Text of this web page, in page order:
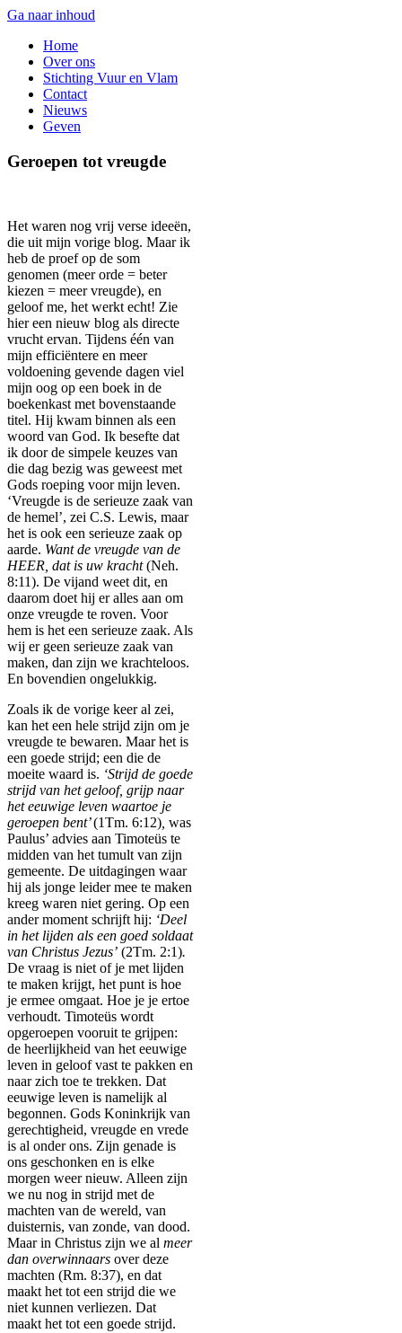
Ga naar inhoud
Home
Over ons
Stichting Vuur en Vlam
Contact
Nieuws
Geven
Geroepen tot vreugde
Het waren nog vrij verse ideeën,
die uit mijn vorige blog. Maar ik
heb de proef op de som
genomen (meer orde = beter
kiezen = meer vreugde), en
geloof me, het werkt echt! Zie
hier een nieuw blog als directe
vrucht ervan. Tijdens één van
mijn efficiëntere en meer
voldoening gevende dagen viel
mijn oog op een boek in de
boekenkast met bovenstaande
titel. Hij kwam binnen als een
woord van God. Ik besefte dat
ik door de simpele keuzes van
die dag bezig was geweest met
Gods roeping voor mijn leven.
‘Vreugde is de serieuze zaak van
de hemel’, zei C.S. Lewis, maar
het is ook een serieuze zaak op
aarde. Want de vreugde van de
HEER, dat is uw kracht(Neh.
8:11). De vijand weet dit, en
daarom doet hij er alles aan om
onze vreugde te roven. Voor
hem is het een serieuze zaak. Als
wij er geen serieuze zaak van
maken, dan zijn we krachteloos.
En bovendien ongelukkig.
Zoals ik de vorige keer al zei,
kan het een hele strijd zijn om je
vreugde te bewaren. Maar het is
een goede strijd; een die de
moeite waard is. ‘Strijd de goede
strijd van het geloof, grijp naar
het eeuwige leven waartoe je
geroepen bent’(1Tm. 6:12), was
Paulus’ advies aan Timoteüs te
midden van het tumult van zijn
gemeente. De uitdagingen waar
hij als jonge leider mee te maken
kreeg waren niet gering. Op een
ander moment schrijft hij: ‘Deel
in het lijden als een goed soldaat
van Christus Jezus’ (2Tm. 2:1).
De vraag is niet of je met lijden
te maken krijgt, het punt is hoe
je ermee omgaat. Hoe je je ertoe
verhoudt. Timoteüs wordt
opgeroepen vooruit te grijpen:
de heerlijkheid van het eeuwige
leven in geloof vast te pakken en
naar zich toe te trekken. Dat
eeuwige leven is namelijk al
begonnen. Gods Koninkrijk van
gerechtigheid, vreugde en vrede
is al onder ons. Zijn genade is
ons geschonken en is elke
morgen weer nieuw. Alleen zijn
we nu nog in strijd met de
machten van de wereld, van
duisternis, van zonde, van dood.
Maar in Christus zijn we al meer
dan overwinnaars over deze
machten (Rm. 8:37), en dat
maakt het tot een strijd die we
niet kunnen verliezen. Dat
maakt het tot een goede strijd.